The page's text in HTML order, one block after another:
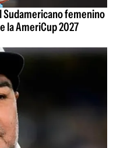
Sudamericano femenino
la AmeriCup 2027